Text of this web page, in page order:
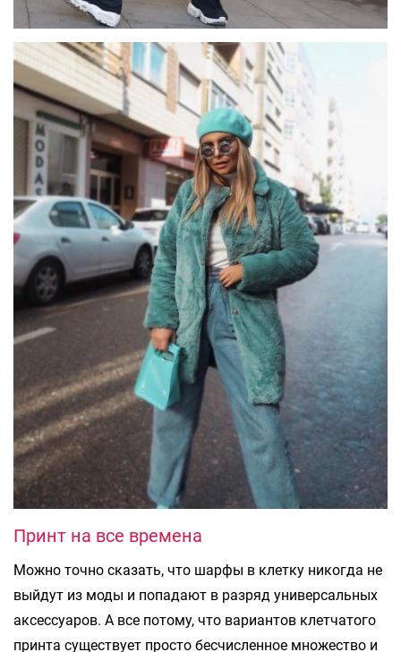
Принт на все времена
Можно точно сказать, что шарфы в клетку никогда не
выйдут из моды и попадают в разряд универсальных
аксессуаров. А все потому, что вариантов клетчатого
принта существует просто бесчисленное множество и